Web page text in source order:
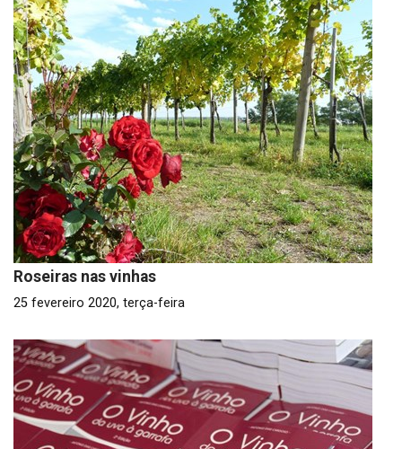
Roseiras nas vinhas
25 fevereiro 2020, terça-feira